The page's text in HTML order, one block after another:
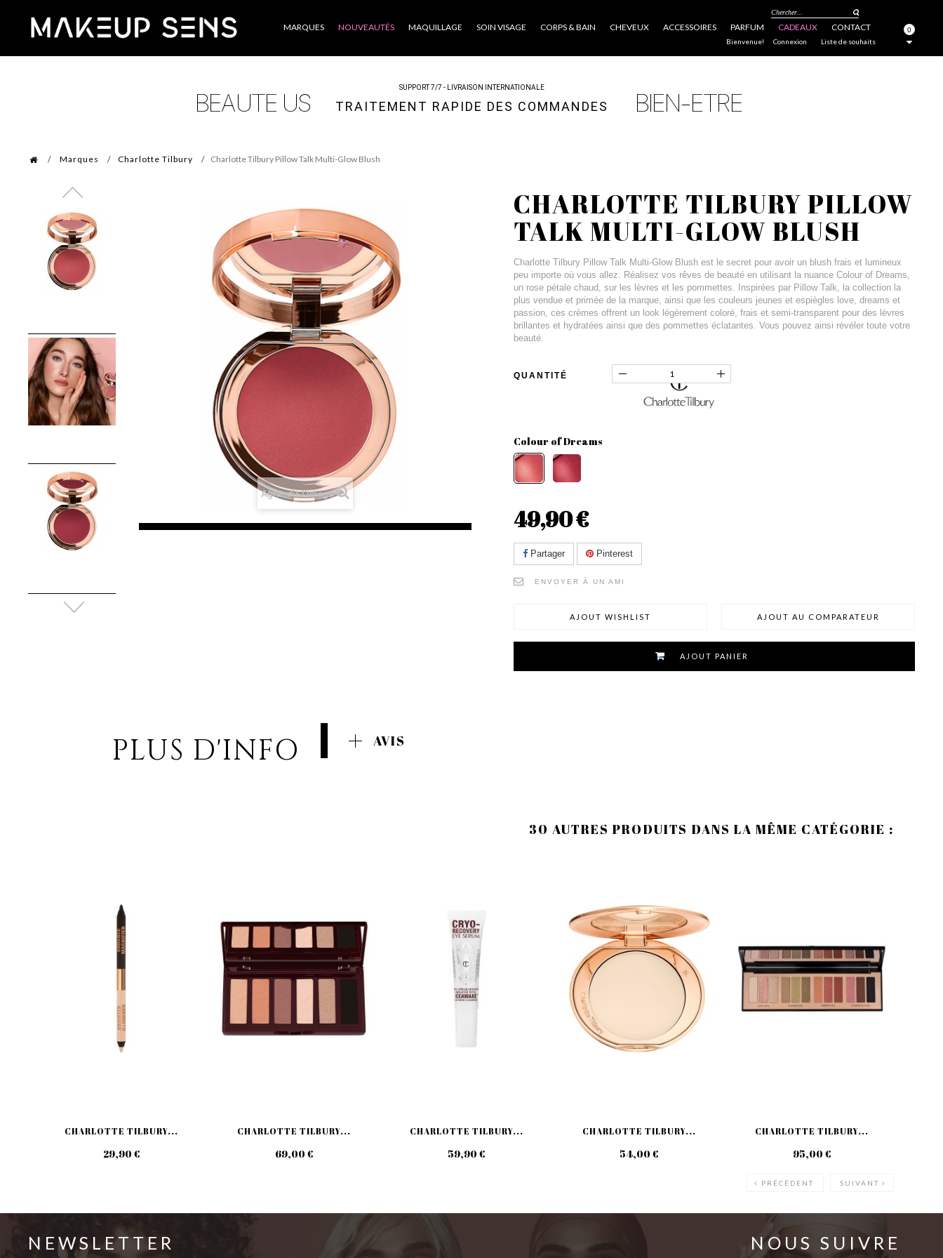
Catégories MARQUES NOUVEAUTÉS MAQUILLAGE SOIN VISAGE CORPS & BAIN CHEVEUX ACCESSOIRES PARFUM CADEAUX CONTACT
Chercher...
0
Liste de souhaits
Bienvenue! Connexion
SUPPORT 7/7 - LIVRAISON INTERNATIONALE
TRAITEMENT RAPIDE DES COMMANDES
Marques Charlotte Tilbury Charlotte Tilbury Pillow Talk Multi-Glow Blush
Agrandir l'image
CHARLOTTE TILBURY PILLOW
TALK MULTI-GLOW BLUSH
Charlotte Tilbury Pillow Talk Multi-Glow Blush est le secret pour avoir un blush frais et lumineux
peu importe où vous allez. Réalisez vos rêves de beauté en utilisant la nuance Colour of Dreams,
un rose pétale chaud, sur les lèvres et les pommettes. Inspirées par Pillow Talk, la collection la
plus vendue et primée de la marque, ainsi que les couleurs jeunes et espiègles love, dreams et
passion, ces crèmes offrent un look légèrement coloré, frais et semi-transparent pour des lèvres
brillantes et hydratées ainsi que des pommettes éclatantes. Vous pouvez ainsi révéler toute votre
beauté.
QUANTITÉ
Colour of Dreams
49,90 €
Partager Pinterest
ENVOYER À UN AMI
AJOUT WISHLIST AJOUT AU COMPARATEUR
AJOUT PANIER
PLUS D'INFO AVIS
30 AUTRES PRODUITS DANS LA MÊME CATÉGORIE :
CHARLOTTE TILBURY...
29,90 €
CHARLOTTE TILBURY...
69,00 €
CHARLOTTE TILBURY...
59,90 €
CHARLOTTE TILBURY...
54,00 €
CHARLOTTE TILBURY...
95,00 €
PRÉCÉDENT SUIVANT
NEWSLETTER NOUS SUIVRE